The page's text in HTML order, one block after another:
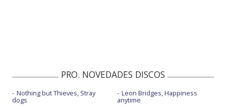
PRO. NOVEDADES DISCOS
Nothing but Thieves, Stray
dogs
Leon Bridges, Happiness
anytime